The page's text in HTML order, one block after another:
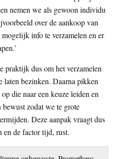
nemen we als gewoon individu
over de aankoop van
mogelijk info te verzamelen en er
praktijk dus om het verzamelen
laten bezinken. Daarna pikken
die naar een keuze leiden en
bewust zodat we te grote
Deze aanpak vraagt dus
en de factor tijd, rust.